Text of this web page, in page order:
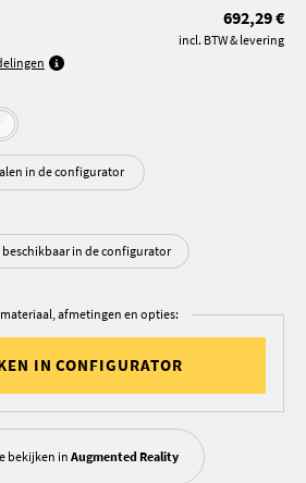
692,29 €
incl. BTW & levering
in de configurator
beschikbaar in de configurator
afmetingen en opties:
IN CONFIGURATOR
bekijken in Augmented Reality